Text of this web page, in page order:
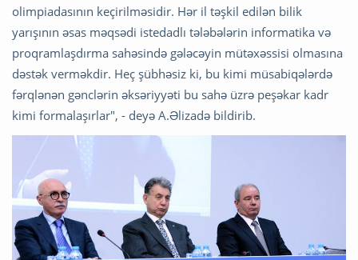
olimpiadasının keçirilməsidir. Hər il təşkil edilən bilik
yarışının əsas məqsədi istedadlı tələbələrin informatika və
proqramlaşdırma sahəsində gələcəyin mütəxəssisi olmasına
dəstək verməkdir. Heç şübhəsiz ki, bu kimi müsabiqələrdə
fərqlənən gənclərin əksəriyyəti bu sahə üzrə peşəkar kadr
kimi formalaşırlar", - deyə A.Əlizadə bildirib.